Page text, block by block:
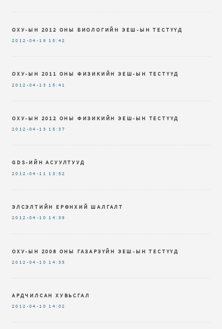
ОХУ-ЫН 2012 ОНЫ БИОЛОГИЙН ЭЕШ-ЫН ТЕСТҮҮД
2012-04-19 15:42
ОХУ-ЫН 2011 ОНЫ ФИЗИКИЙН ЭЕШ-ЫН ТЕСТҮҮД
2012-04-13 15:41
ОХУ-ЫН 2012 ОНЫ ФИЗИКИЙН ЭЕШ-ЫН ТЕСТҮҮД
2012-04-13 15:37
GDS-ИЙН АСУУЛТУУД
2012-04-11 13:52
ЭЛСЭЛТИЙН ЕРӨНХИЙ ШАЛГАЛТ
2012-04-10 14:39
ОХУ-ЫН 2008 ОНЫ ГАЗАРЗҮЙН ЭЕШ-ЫН ТЕСТҮҮД
2012-04-10 14:35
АРДЧИЛСАН ХУВЬСГАЛ
2012-04-10 14:02